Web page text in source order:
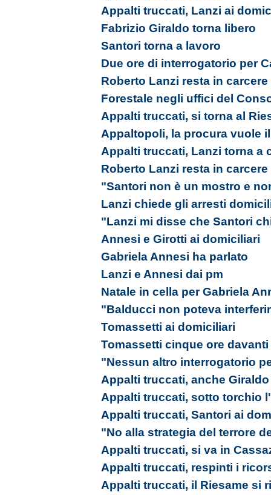
Appalti truccati, Lanzi ai
Fabrizio Giraldo torna libero
Santori torna a lavoro
Due ore di interrogatorio per
Roberto Lanzi resta in carcere
Forestale negli uffici del
Appalti truccati, si torna al
Appaltopoli, la procura vuole
Appalti truccati, Lanzi torna a
Roberto Lanzi resta in carcere
"Santori non è un mostro e
Lanzi chiede gli arresti
"Lanzi mi disse che Santori
Annesi e Girotti ai domiciliari
Gabriela Annesi ha parlato
Lanzi e Annesi dai pm
Natale in cella per Gabriela
"Balducci non poteva
Tomassetti ai domiciliari
Tomassetti cinque ore davanti
"Nessun altro interrogatorio
Appalti truccati, anche
Appalti truccati, sotto torchio
Appalti truccati, Santori ai
"No alla strategia del terrore
Appalti truccati, si va in
Appalti truccati, respinti i
Appalti truccati, il Riesame si